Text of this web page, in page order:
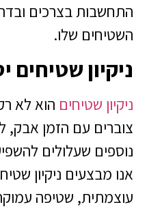
התחשבות בצרכים
השטיחים שלו.
ניקיון שטיחים
ניקיון שטיחים הוא לא
צוברים עם הזמן אבק,
נוספים שעלולים
אנו מבצעים ניקיון
עוצמתית, שטיפה